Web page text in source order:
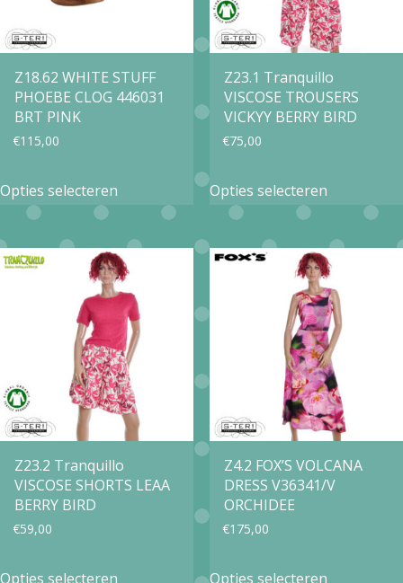
Z18.62 WHITE STUFF
PHOEBE CLOG 446031
BRT PINK
€115,00
Opties selecteren
product
meerdere
variaties.
Deze
optie
kan
gekozen
worden
op
de
productpagina
Z23.1 Tranquillo
VISCOSE TROUSERS
VICKYY BERRY BIRD
€75,00
Opties selecteren
product
meerdere
variaties.
Deze
optie
kan
gekozen
worden
op
de
Z23.2 Tranquillo
VISCOSE SHORTS LEAA
BERRY BIRD
€59,00
Opties selecteren
Z4.2 FOX’S VOLCANA
DRESS V36341/V
ORCHIDEE
€175,00
Opties selecteren